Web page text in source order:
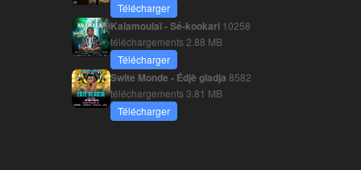
Télécharger
Kalamoulaï - Sé-kookari 10258
téléchargements 2.88 MB
Télécharger
Swite Monde - Édjè gladja 8582
téléchargements3.81 MB
Télécharger